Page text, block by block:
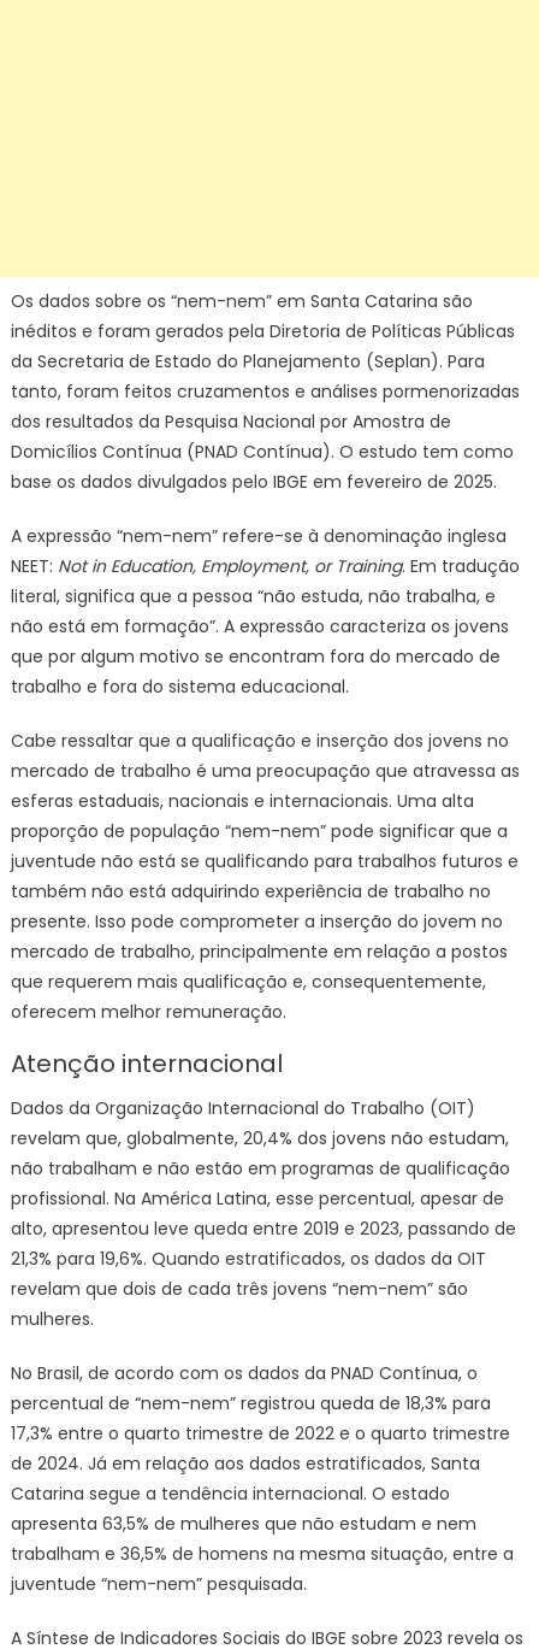
Os dados sobre os “nem-nem” em Santa Catarina são
inéditos e foram gerados pela Diretoria de Políticas Públicas
da Secretaria de Estado do Planejamento (Seplan). Para
tanto, foram feitos cruzamentos e análises pormenorizadas
dos resultados da Pesquisa Nacional por Amostra de
Domicílios Contínua (PNAD Contínua). O estudo tem como
base os dados divulgados pelo IBGE em fevereiro de 2025.
A expressão “nem-nem” refere-se à denominação inglesa
NEET: Not in Education, Employment, or Training. Em tradução
literal, significa que a pessoa “não estuda, não trabalha, e
não está em formação”. A expressão caracteriza os jovens
que por algum motivo se encontram fora do mercado de
trabalho e fora do sistema educacional.
Cabe ressaltar que a qualificação e inserção dos jovens no
mercado de trabalho é uma preocupação que atravessa as
esferas estaduais, nacionais e internacionais. Uma alta
proporção de população “nem-nem” pode significar que a
juventude não está se qualificando para trabalhos futuros e
também não está adquirindo experiência de trabalho no
presente. Isso pode comprometer a inserção do jovem no
mercado de trabalho, principalmente em relação a postos
que requerem mais qualificação e, consequentemente,
oferecem melhor remuneração.
Atenção internacional
Dados da Organização Internacional do Trabalho (OIT)
revelam que, globalmente, 20,4% dos jovens não estudam,
não trabalham e não estão em programas de qualificação
profissional. Na América Latina, esse percentual, apesar de
alto, apresentou leve queda entre 2019 e 2023, passando de
21,3% para 19,6%. Quando estratificados, os dados da OIT
revelam que dois de cada três jovens “nem-nem” são
mulheres.
No Brasil, de acordo com os dados da PNAD Contínua, o
percentual de “nem-nem” registrou queda de 18,3% para
17,3% entre o quarto trimestre de 2022 e o quarto trimestre
de 2024. Já em relação aos dados estratificados, Santa
Catarina segue a tendência internacional. O estado
apresenta 63,5% de mulheres que não estudam e nem
trabalham e 36,5% de homens na mesma situação, entre a
juventude “nem-nem” pesquisada.
A Síntese de Indicadores Sociais do IBGE sobre 2023 revela os